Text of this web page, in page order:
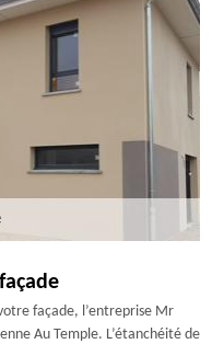
façade, l’entreprise Mr
Au Temple. L’étanchéité de